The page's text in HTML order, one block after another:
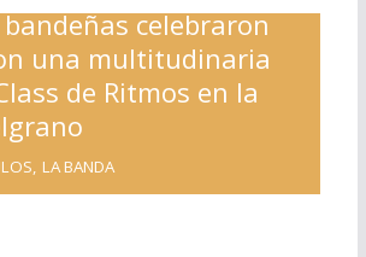
celebraron
una multitudinaria
de Ritmos en la
, LA BANDA